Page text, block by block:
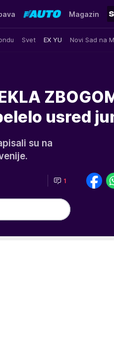
Svet EX YU Novi Sad na
Magazin
usred
su na
1